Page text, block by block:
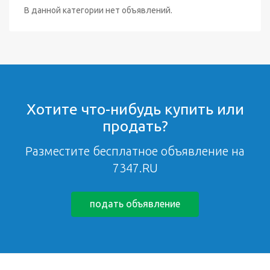
В данной категории нет объявлений.
Хотите что-нибудь купить или
продать?
Разместите бесплатное объявление на
7347.RU
подать объявление